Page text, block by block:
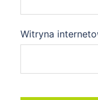
Witryna